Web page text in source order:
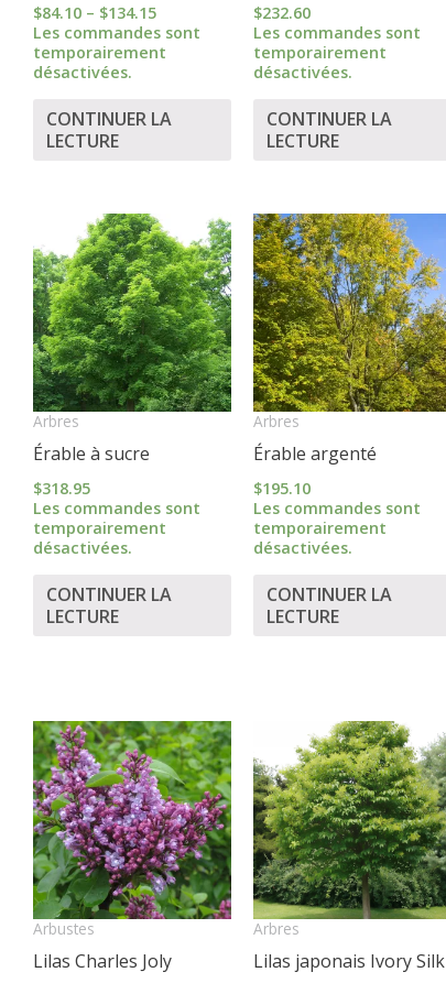
$84.10 – $134.15
Les commandes sont
temporairement
désactivées.
CONTINUER LA
LECTURE
$232.60
Les commandes sont
temporairement
désactivées.
CONTINUER LA
LECTURE
Arbres
Érable à sucre
$318.95
Les commandes sont
temporairement
désactivées.
CONTINUER LA
LECTURE
Arbres
Érable argenté
$195.10
Les commandes sont
temporairement
désactivées.
CONTINUER LA
LECTURE
Arbustes
Lilas Charles Joly
Arbres
Lilas japonais Ivory Silk